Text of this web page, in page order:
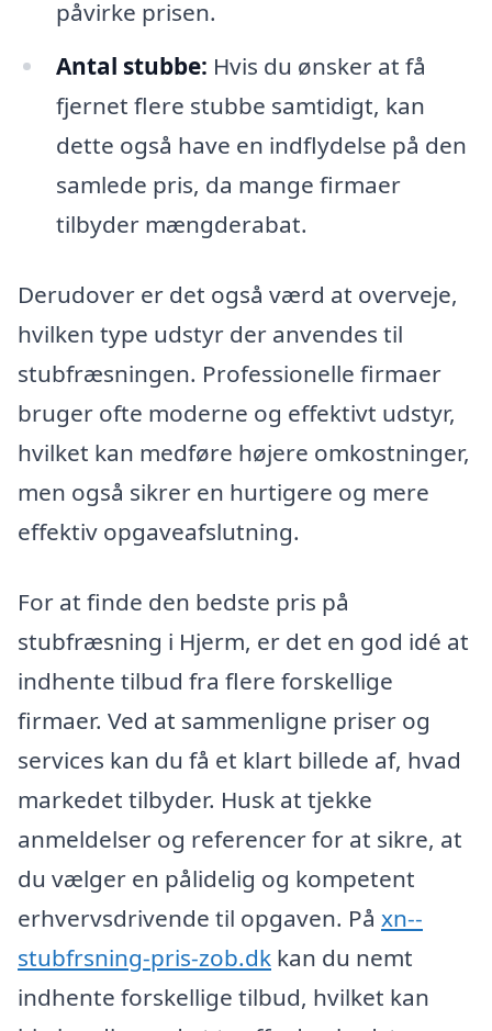
påvirke prisen.
Antal stubbe: Hvis du ønsker at få
fjernet flere stubbe samtidigt, kan
dette også have en indflydelse på den
samlede pris, da mange firmaer
tilbyder mængderabat.
Derudover er det også værd at overveje,
hvilken type udstyr der anvendes til
stubfræsningen. Professionelle firmaer
bruger ofte moderne og effektivt udstyr,
hvilket kan medføre højere omkostninger,
men også sikrer en hurtigere og mere
effektiv opgaveafslutning.
For at finde den bedste pris på
stubfræsning i Hjerm, er det en god idé at
indhente tilbud fra flere forskellige
firmaer. Ved at sammenligne priser og
services kan du få et klart billede af, hvad
markedet tilbyder. Husk at tjekke
anmeldelser og referencer for at sikre, at
du vælger en pålidelig og kompetent
erhvervsdrivende til opgaven. På xn--
stubfrsning-pris-zob.dk kan du nemt
indhente forskellige tilbud, hvilket kan